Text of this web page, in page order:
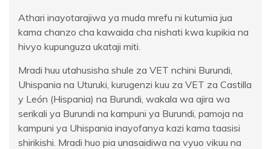
Athari inayotarajiwa ya muda mrefu ni kutumia jua
kama chanzo cha kawaida cha nishati kwa kupikia na
hivyo kupunguza ukataji miti.
Mradi huu utahusisha shule za VET nchini Burundi,
Uhispania na Uturuki, kurugenzi kuu za VET za Castilla
y León (Hispania) na Burundi, wakala wa ajira wa
serikali ya Burundi na kampuni ya Burundi, pamoja na
kampuni ya Uhispania inayofanya kazi kama taasisi
shirikishi. Mradi huo pia unasaidiwa na vyuo vikuu na